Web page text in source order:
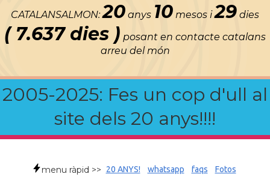
CATALANSALMON:20 anys 10 mesos i29 dies
( 7.637 dies ) posant en contacte catalans
arreu del món
2005-2025: Fes un cop d'ull al
site dels 20 anys!!!!
menu ràpid >> 20 ANYS! whatsapp faqs Fotos